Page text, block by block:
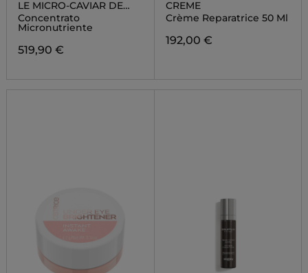
LE MICRO-CAVIAR DE
ROSE
Concentrato
Micronutriente
519,90 €
CREME
Crème Reparatrice 50 Ml
192,00 €